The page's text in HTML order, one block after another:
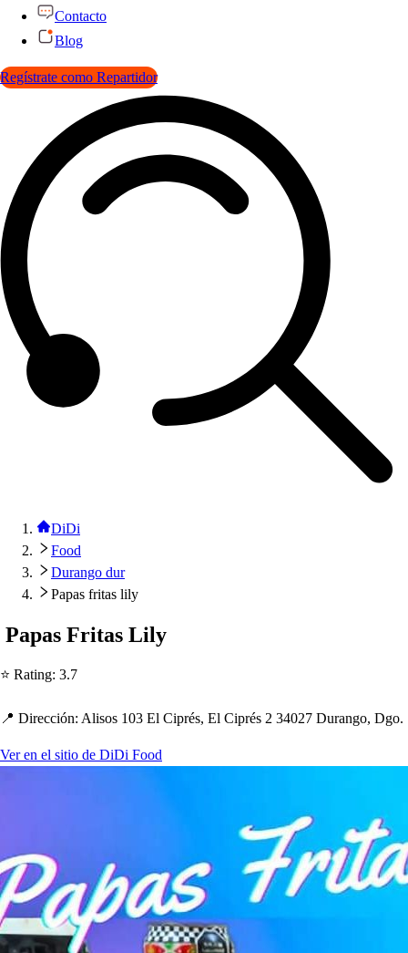
Contacto
Blog
Regístrate como Repartidor
DiDi
Food
Durango dur
Papas fritas lily
Papas Fritas Lily
⭐ Rating: 3.7
📍 Dirección: Alisos 103 El Ciprés, El Ciprés 2 34027 Durango, Dgo.
Ver en el sitio de DiDi Food